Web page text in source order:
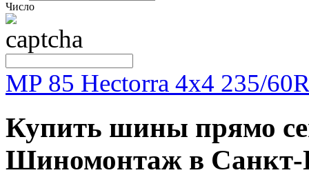
Число
MP 85 Hectorra 4x4 235/
Купить шины прямо
Шиномонтаж в Санкт-